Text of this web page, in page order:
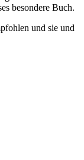
besondere Buch.
und sie und